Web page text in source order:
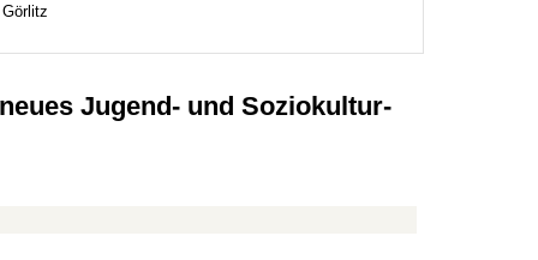
Jugend- und Soziokultur-